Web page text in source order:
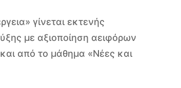
γίνεται εκτενής
με αξιοποίηση αειφόρων
από το μάθημα «Νέες και